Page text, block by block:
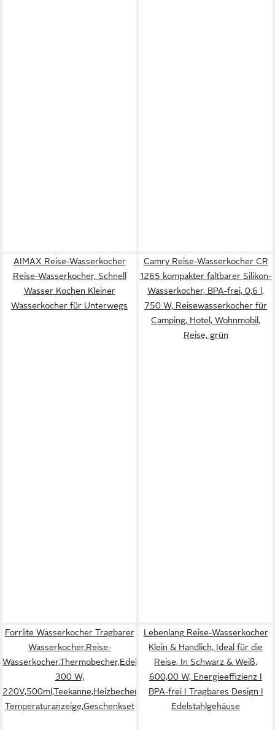
AIMAX Reise-Wasserkocher
Reise-Wasserkocher, Schnell
Wasser Kochen Kleiner
Wasserkocher für Unterwegs
Camry Reise-Wasserkocher CR
1265 kompakter faltbarer Silikon-
Wasserkocher, BPA-frei, 0,6 l,
750 W, Reisewasserkocher für
Camping, Hotel, Wohnmobil,
Reise, grün
Forrlite Wasserkocher Tragbarer
Wasserkocher,Reise-
Wasserkocher,Thermobecher,Edelstahl,
300 W,
220V,500ml,Teekanne,Heizbecher,LCD-
Temperaturanzeige,Geschenkset
Lebenlang Reise-Wasserkocher
Klein & Handlich, Ideal für die
Reise, In Schwarz & Weiß,
600,00 W, Energieeffizienz I
BPA-frei I Tragbares Design I
Edelstahlgehäuse